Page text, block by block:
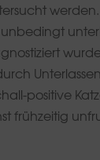
werden.
positive
frühzeitig